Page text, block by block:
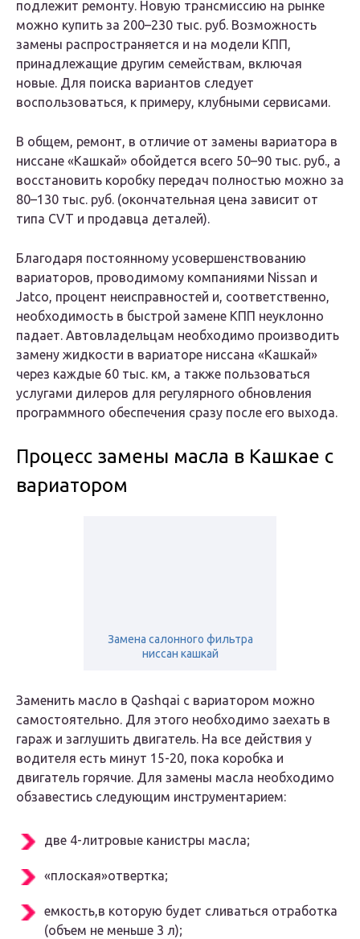
подлежит ремонту. Новую трансмиссию на рынке
можно купить за 200–230 тыс. руб. Возможность
замены распространяется и на модели КПП,
принадлежащие другим семействам, включая
новые. Для поиска вариантов следует
воспользоваться, к примеру, клубными сервисами.
В общем, ремонт, в отличие от замены вариатора в
ниссане «Кашкай» обойдется всего 50–90 тыс. руб., а
восстановить коробку передач полностью можно за
80–130 тыс. руб. (окончательная цена зависит от
типа CVT и продавца деталей).
Благодаря постоянному усовершенствованию
вариаторов, проводимому компаниями Nissan и
Jatco, процент неисправностей и, соответственно,
необходимость в быстрой замене КПП неуклонно
падает. Автовладельцам необходимо производить
замену жидкости в вариаторе ниссана «Кашкай»
через каждые 60 тыс. км, а также пользоваться
услугами дилеров для регулярного обновления
программного обеспечения сразу после его выхода.
Процесс замены масла в Кашкае с
вариатором
Замена салонного фильтра
ниссан кашкай
Заменить масло в Qashqai с вариатором можно
самостоятельно. Для этого необходимо заехать в
гараж и заглушить двигатель. На все действия у
водителя есть минут 15-20, пока коробка и
двигатель горячие. Для замены масла необходимо
обзавестись следующим инструментарием:
две 4-литровые канистры масла;
«плоская»отвертка;
емкость,в которую будет сливаться отработка
(объем не меньше 3 л);